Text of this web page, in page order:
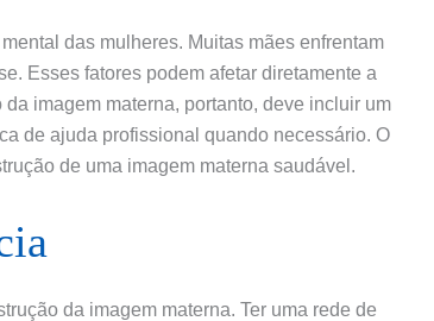
das mulheres. Muitas mães enfrentam
Esses fatores podem afetar diretamente a
imagem materna, portanto, deve incluir um
de ajuda profissional quando necessário. O
de uma imagem materna saudável.
da imagem materna. Ter uma rede de